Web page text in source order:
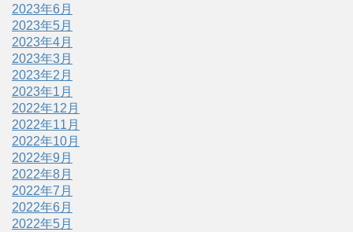
2023年6月
2023年5月
2023年4月
2023年3月
2023年2月
2023年1月
2022年12月
2022年11月
2022年10月
2022年9月
2022年8月
2022年7月
2022年6月
2022年5月